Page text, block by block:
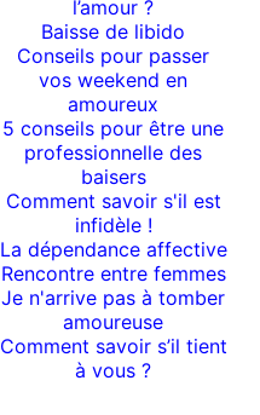
l’amour ?
Baisse de libido
Conseils pour passer
vos weekend en
amoureux
5 conseils pour être une
professionnelle des
baisers
Comment savoir s'il est
infidèle !
La dépendance affective
Rencontre entre femmes
Je n'arrive pas à tomber
amoureuse
Comment savoir s’il tient
à vous ?